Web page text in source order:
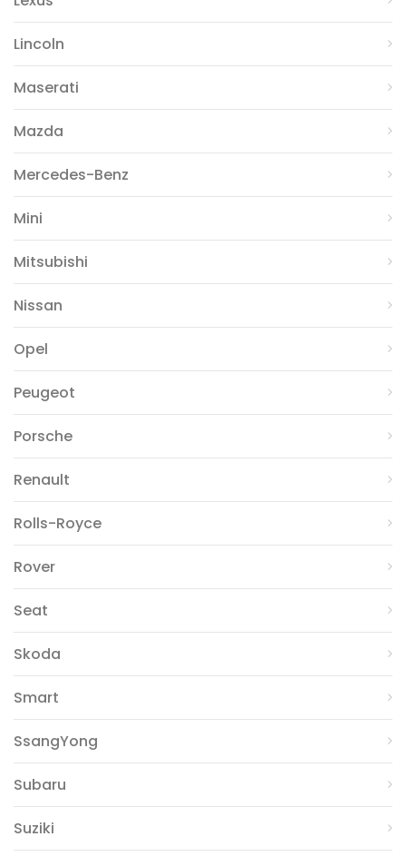
Lincoln
Maserati
Mazda
Mercedes-Benz
Mini
Mitsubishi
Nissan
Opel
Peugeot
Porsche
Renault
Rolls-Royce
Rover
Seat
Skoda
Smart
SsangYong
Subaru
Suziki